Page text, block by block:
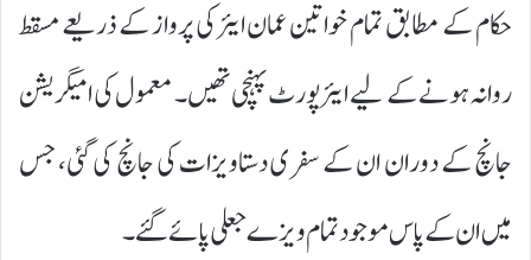
حکام کے مطابق تمام خواتین عمان ایئر کی پرواز کے ذریعے مسقط
روانہ ہونے کے لیے ایئرپورٹ پہنچی تھیں۔ معمول کی امیگریشن
جانچ کے دوران ان کے سفری دستاویزات کی جانچ کی گئی، جس
میں ان کے پاس موجود تمام ویزے جعلی پائے گئے۔